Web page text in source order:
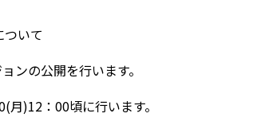
いて
ンの公開を行います。
)12：00頃に行います。